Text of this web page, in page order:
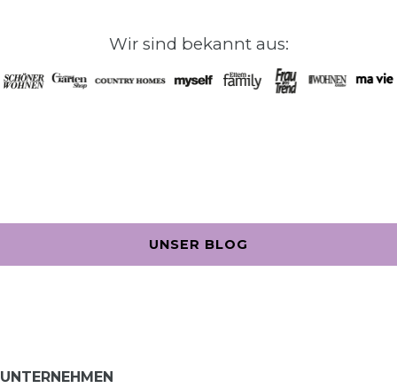
Wir sind bekannt aus:
UNSER BLOG
UNTERNEHMEN